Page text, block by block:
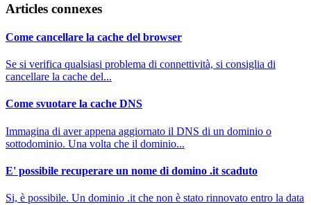
Articles connexes
Come cancellare la cache del browser
Se si verifica qualsiasi problema di connettività, si consiglia di
cancellare la cache del...
Come svuotare la cache DNS
Immagina di aver appena aggiornato il DNS di un dominio o
sottodominio. Una volta che il dominio...
E' possibile recuperare un nome di domino .it scaduto
Si, è possibile. Un dominio .it che non è stato rinnovato entro la data